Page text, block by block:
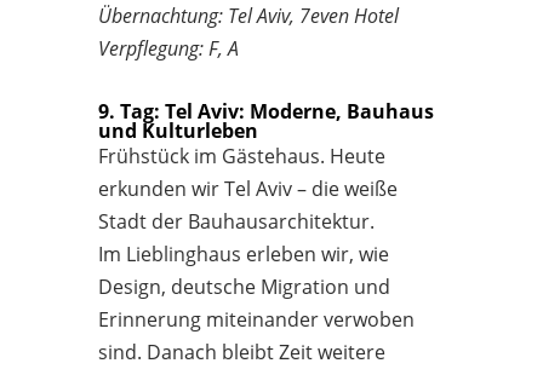
Übernachtung: Tel Aviv, 7even Hotel
Verpflegung: F, A
9. Tag: Tel Aviv: Moderne, Bauhaus
und Kulturleben
Frühstück im Gästehaus. Heute
erkunden wir Tel Aviv – die weiße
Stadt der Bauhausarchitektur.
Im Lieblinghaus erleben wir, wie
Design, deutsche Migration und
Erinnerung miteinander verwoben
sind. Danach bleibt Zeit weitere